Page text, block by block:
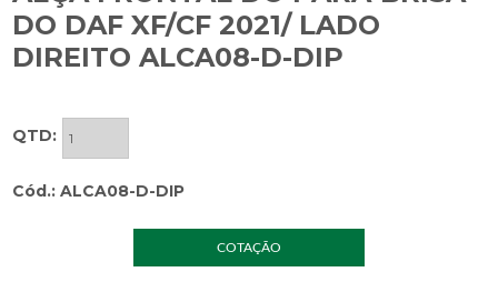
DO DAF XF/CF 2021/ LADO
DIREITO ALCA08-D-DIP
QTD:
Cód.: ALCA08-D-DIP
COTAÇÃO